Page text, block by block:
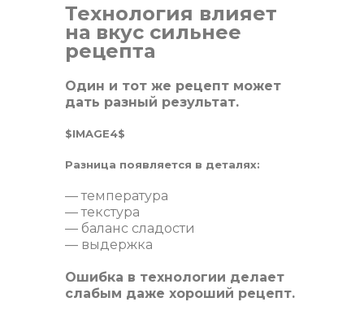
Технология влияет
на вкус сильнее
рецепта
Один и тот же рецепт может
дать разный результат.
$IMAGE4$
Разница появляется в деталях:
— температура
— текстура
— баланс сладости
— выдержка
Ошибка в технологии делает
слабым даже хороший рецепт.